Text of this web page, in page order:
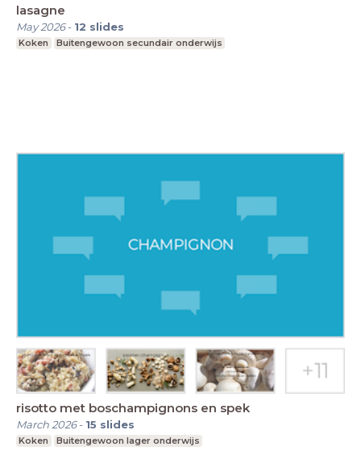
lasagne
May 2026- 12 slides
Koken Buitengewoon secundair onderwijs
risotto met boschampignons en spek
March 2026- 15 slides
Koken Buitengewoon lager onderwijs